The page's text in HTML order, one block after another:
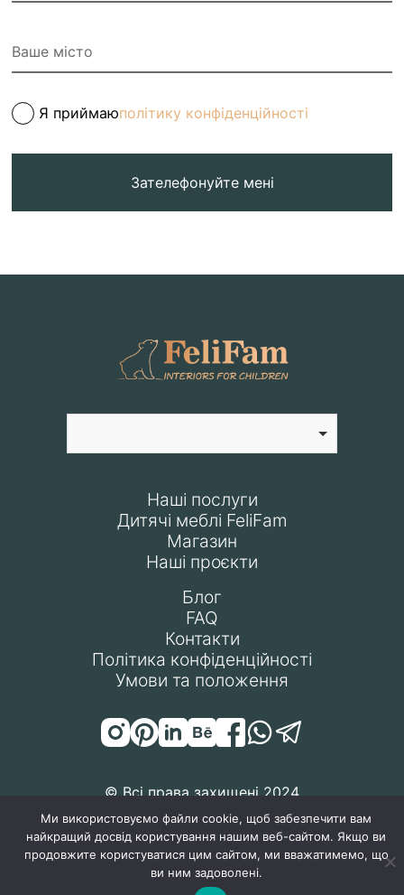
Я приймаюполітику конфіденційності
Зателефонуйте мені
Наші послуги
Дитячі меблі FeliFam
Магазин
Наші проєкти
Блог
FAQ
Контакти
Політика конфіденційності
Умови та положення
© Всі права захищені 2024
Ми використовуємо файли cookie, щоб забезпечити вам
найкращий досвід користування нашим веб-сайтом. Якщо ви
продовжите користуватися цим сайтом, ми вважатимемо, що
ви ним задоволені.